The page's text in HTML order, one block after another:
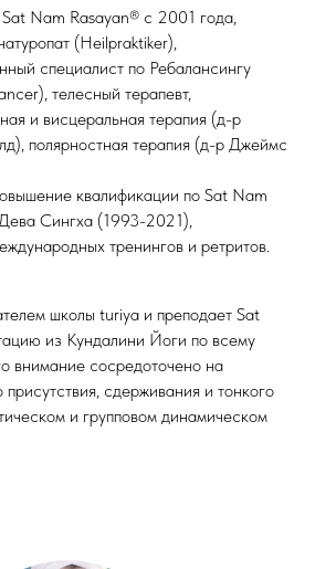
Nam Rasayan® с 2001 года,
(Heilpraktiker),
специалист по Ребалансингу
телесный терапевт,
и висцеральная терапия (д-р
полярностная терапия (д-р Джеймс
квалификации по Sat Nam
Сингха (1993-2021),
тренингов и ретритов.
школы turiya и преподает Sat
из Кундалини Йоги по всему
внимание сосредоточено на
присутствия, сдерживания и тонкого
и групповом динамическом